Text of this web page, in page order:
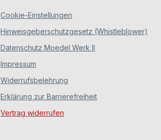
Cookie-Einstellungen
Hinweisgeberschutzgesetz (Whistleblower)
Datenschutz Moedel Werk II
Impressum
Widerrufsbelehrung
Erklärung zur Barrierefreiheit
Vertrag widerrufen